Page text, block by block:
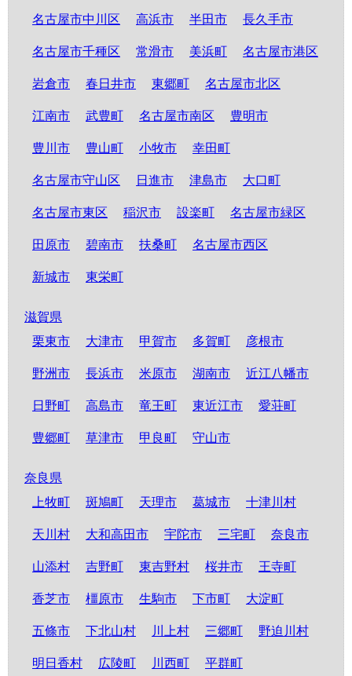
名古屋市中川区 高浜市 半田市 長久手市
名古屋市千種区 常滑市 美浜町 名古屋市港区
岩倉市 春日井市 東郷町 名古屋市北区
江南市 武豊町 名古屋市南区 豊明市
豊川市 豊山町 小牧市 幸田町
名古屋市守山区 日進市 津島市 大口町
名古屋市東区 稲沢市 設楽町 名古屋市緑区
田原市 碧南市 扶桑町 名古屋市西区
新城市 東栄町
滋賀県
栗東市
大津市 甲賀市 多賀町 彦根市
野洲市 長浜市 米原市 湖南市 近江八幡市
日野町 高島市 竜王町 東近江市 愛荘町
豊郷町 草津市 甲良町 守山市
奈良県
上牧町
斑鳩町 天理市 葛城市 十津川村
天川村 大和高田市 宇陀市 三宅町 奈良市
山添村 吉野町 東吉野村 桜井市 王寺町
香芝市 橿原市 生駒市 下市町 大淀町
五條市 下北山村 川上村 三郷町 野迫川村
明日香村 広陵町 川西町 平群町